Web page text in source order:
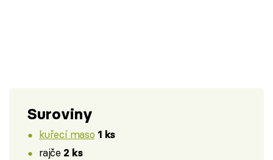
Suroviny
kuřecí maso 1 ks
rajče 2 ks